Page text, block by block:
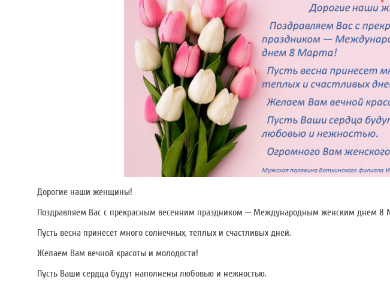
Дорогие наши женщины!
Поздравляем Вас с прекрасным весенним праздником — Международным женским днем 8
Пусть весна принесет много солнечных, теплых и счастливых дней.
Желаем Вам вечной красоты и молодости!
Пусть Ваши сердца будут наполнены любовью и нежностью.